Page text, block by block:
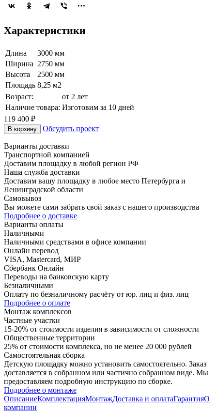
Характеристики
Длина
3000 мм
Ширина 2750 мм
Высота
2500 мм
Площадь 8,25 м2
Возраст:
от 2 лет
Наличие товара: Изготовим за 10 дней
119 400 ₽
В корзину Обсудить проект
Варианты доставки
Транспортной компанией
Доставим площадку в любой регион РФ
Наша служба доставки
Доставим вашу площадку в любое место Петербурга и
Ленинградской области
Самовывоз
Вы можете сами забрать свой заказ с нашего производства
Подробнее о доставке
Варианты оплаты
Наличными
Наличными средствами в офисе компании
Онлайн перевод
VISA, Mastercard, МИР
Сбербанк Онлайн
Переводы на банковскую карту
Безналичными
Оплату по безналичному расчёту от юр. лиц и физ. лиц
Подробнее о оплате
Монтаж комплексов
Частные участки
15-20% от стоимости изделия в зависимости от сложности
Общественные территории
25% от стоимости комплекса, но не менее 20 000 рублей
Самостоятельная сборка
Детскую площадку можно установить самостоятельно. Заказ
доставляется в собранном или частично собранном виде. Мы
предоставляем подробную инструкцию по сборке.
Подробнее о монтаже
ОписаниеКомплектацияМонтажДоставка и оплатаГарантияО
компании